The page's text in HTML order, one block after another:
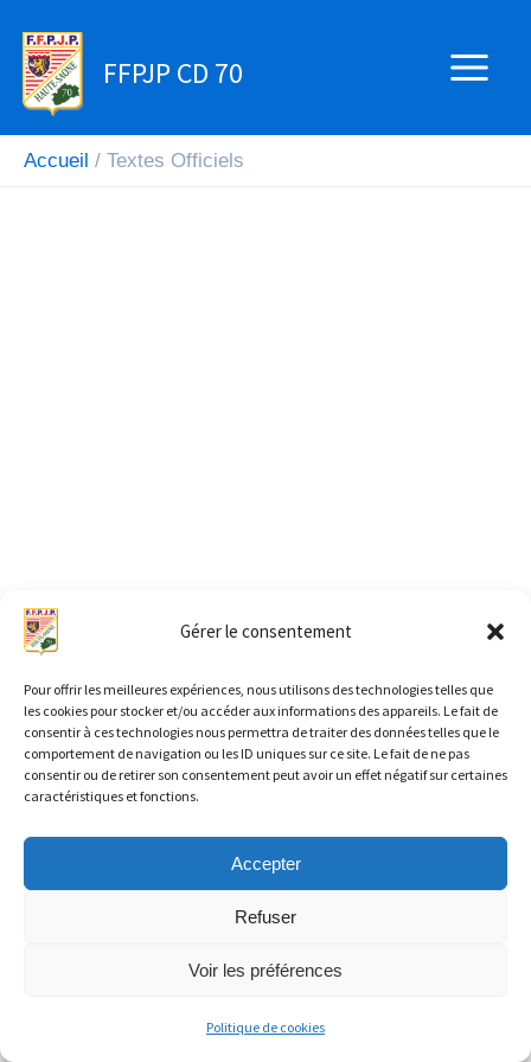
Gérer le consentement
Pour offrir les meilleures expériences, nous utilisons des technologies telles que
les cookies pour stocker et/ou accéder aux informations des appareils. Le fait de
consentir à ces technologies nous permettra de traiter des données telles que le
comportement de navigation ou les ID uniques sur ce site. Le fait de ne pas
consentir ou de retirer son consentement peut avoir un effet négatif sur certaines
caractéristiques et fonctions.
Accepter
Refuser
Voir les préférences
Politique de cookies
contenu
FFPJP CD 70
Accueil Textes Officiels
Copyright © 2026 FFPJP CD 70 | Propulsé par